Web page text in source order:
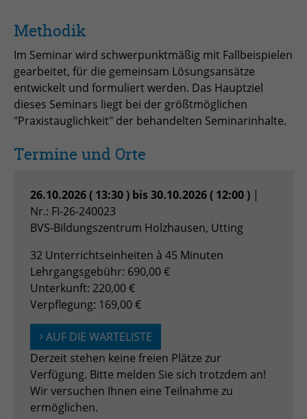
Methodik
Im Seminar wird schwerpunktmäßig mit Fallbeispielen
gearbeitet, für die gemeinsam Lösungsansätze
entwickelt und formuliert werden. Das Hauptziel
dieses Seminars liegt bei der größtmöglichen
"Praxistauglichkeit" der behandelten Seminarinhalte.
Termine und Orte
26.10.2026 ( 13:30 ) bis 30.10.2026 ( 12:00 ) |
Nr.: FI-26-240023
BVS-Bildungszentrum Holzhausen, Utting
32 Unterrichtseinheiten à 45 Minuten
Lehrgangsgebühr: 690,00 €
Unterkunft: 220,00 €
Verpflegung: 169,00 €
AUF DIE WARTELISTE
Derzeit stehen keine freien Plätze zur
Verfügung. Bitte melden Sie sich trotzdem an!
Wir versuchen Ihnen eine Teilnahme zu
ermöglichen.
Anbieter TYPO3
Laufzeit Session
Anbieter PHP
Laufzeit Session
Zweck Betrieb TYPO3